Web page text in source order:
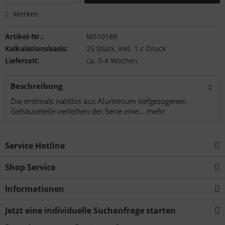
Merken
Artikel-Nr.:
MS10189
Kalkulationsbasis:
25 Stück, inkl. 1-c Druck
Lieferzeit:
ca. 3-4 Wochen
Beschreibung
Die erstmals nahtlos aus Aluminium tiefgezogenen
Gehäuseteile verleihen der Serie eine... mehr
Service Hotline
Shop Service
Informationen
Jetzt eine individuelle Suchanfrage starten